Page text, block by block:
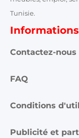
Tunisie.
Contactez-nous
FAQ
Conditions
Publicité et